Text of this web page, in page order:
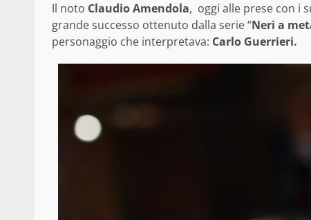
Il noto Claudio Amendola, oggi alle prese con i
grande successo ottenuto dalla serie “Neri a
personaggio che interpretava: Carlo Guerrieri.